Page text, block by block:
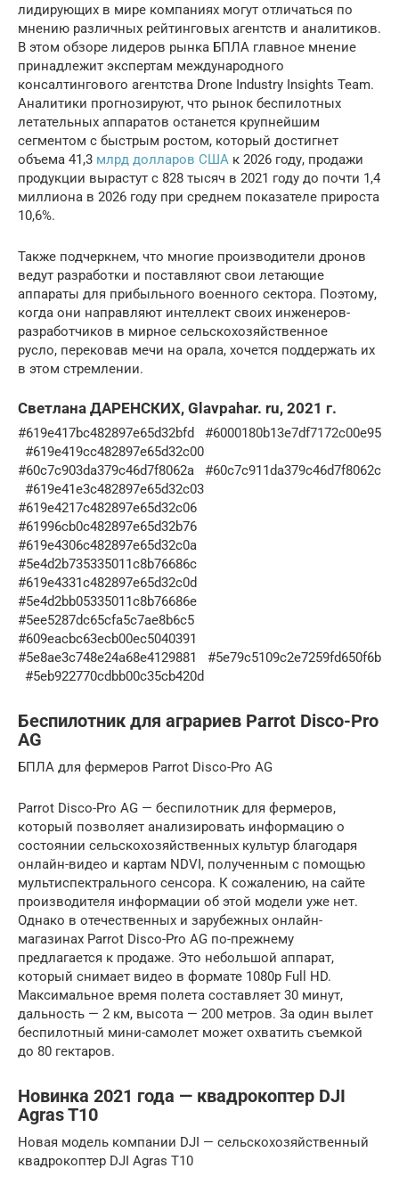
лидирующих в мире компаниях могут отличаться по
мнению различных рейтинговых агентств и аналитиков.
В этом обзоре лидеров рынка БПЛА главное мнение
принадлежит экспертам международного
консалтингового агентства Drone Industry Insights Team.
Аналитики прогнозируют, что рынок беспилотных
летательных аппаратов останется крупнейшим
сегментом с быстрым ростом, который достигнет
объема 41,3 млрд долларов США к 2026 году, продажи
продукции вырастут с 828 тысяч в 2021 году до почти 1,4
миллиона в 2026 году при среднем показателе прироста
10,6%.
Также подчеркнем, что многие производители дронов
ведут разработки и поставляют свои летающие
аппараты для прибыльного военного сектора. Поэтому,
когда они направляют интеллект своих инженеров-
разработчиков в мирное сельскохозяйственное
русло, перековав мечи на орала, хочется поддержать их
в этом стремлении.
Светлана ДАРЕНСКИХ, Glavpahar. ru, 2021 г.
#619e417bc482897e65d32bfd #6000180b13e7df7172c00e95
#619e419cc482897e65d32c00
#60c7c903da379c46d7f8062a #60c7c911da379c46d7f8062c
#619e41e3c482897e65d32c03
#619e4217c482897e65d32c06
#61996cb0c482897e65d32b76
#619e4306c482897e65d32c0a
#5e4d2b735335011c8b76686c
#619e4331c482897e65d32c0d
#5e4d2bb05335011c8b76686e
#5ee5287dc65cfa5c7ae8b6c5
#609eacbc63ecb00ec5040391
#5e8ae3c748e24a68e4129881 #5e79c5109c2e7259fd650f6b
#5eb922770cdbb00c35cb420d
Беспилотник для аграриев Parrot Disco-Pro
AG
БПЛА для фермеров Parrot Disco-Pro AG
Parrot Disco-Pro AG — беспилотник для фермеров,
который позволяет анализировать информацию о
состоянии сельскохозяйственных культур благодаря
онлайн-видео и картам NDVI, полученным с помощью
мультиспектрального сенсора. К сожалению, на сайте
производителя информации об этой модели уже нет.
Однако в отечественных и зарубежных онлайн-
магазинах Parrot Disco-Pro AG по-прежнему
предлагается к продаже. Это небольшой аппарат,
который снимает видео в формате 1080p Full HD.
Максимальное время полета составляет 30 минут,
дальность — 2 км, высота — 200 метров. За один вылет
беспилотный мини-самолет может охватить съемкой
до 80 гектаров.
Новинка 2021 года — квадрокоптер DJI
Agras T10
Новая модель компании DJI — сельскохозяйственный
квадрокоптер DJI Agras T10